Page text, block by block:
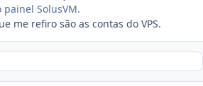
SolusVM.
me refiro são as contas do VPS.